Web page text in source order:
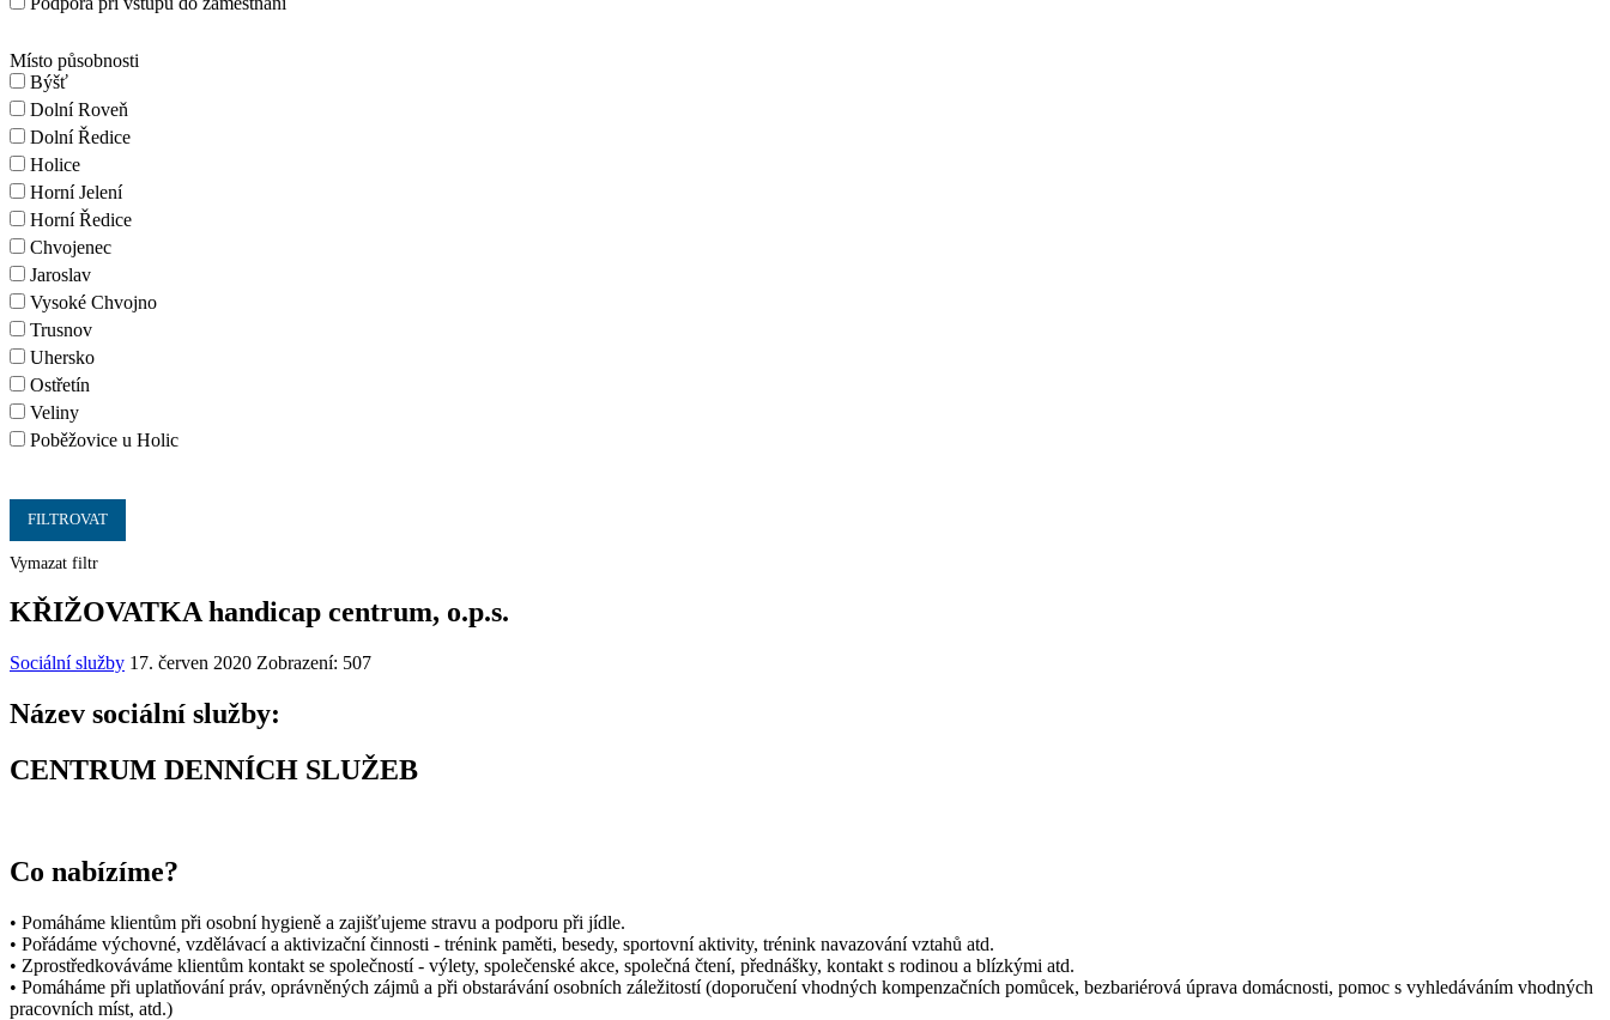
Místo působnosti
Býšť
Dolní Roveň
Dolní Ředice
Holice
Horní Jelení
Horní Ředice
Chvojenec
Jaroslav
Vysoké Chvojno
Trusnov
Uhersko
Ostřetín
Veliny
Poběžovice u Holic
FILTROVAT
Vymazat filtr
KŘIŽOVATKA handicap centrum, o.p.s.
Sociální služby 17. červen 2020 Zobrazení: 507
Název sociální služby:
CENTRUM DENNÍCH SLUŽEB
Co nabízíme?
• Pomáháme klientům při osobní hygieně a zajišťujeme stravu a podporu při jídle.
• Pořádáme výchovné, vzdělávací a aktivizační činnosti - trénink paměti, besedy, sportovní aktivity, trénink navazování vztahů atd.
• Zprostředkováváme klientům kontakt se společností - výlety, společenské akce, společná čtení, přednášky, kontakt s rodinou a blízkými atd.
• Pomáháme při uplatňování práv, oprávněných zájmů a při obstarávání osobních záležitostí (doporučení vhodných kompenzačních pomůcek, bezbariérová úprava domácnosti, pomoc s vyhledáváním vhodných
pracovních míst, atd.)